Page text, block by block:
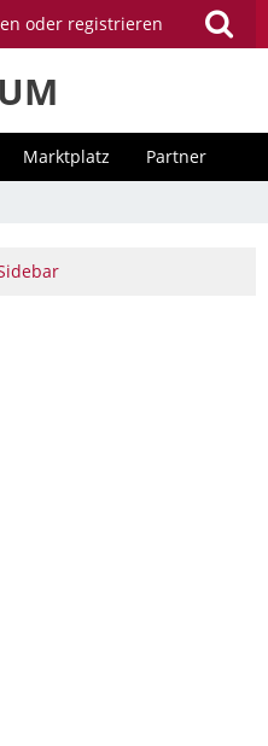
oder registrieren
Marktplatz Partner